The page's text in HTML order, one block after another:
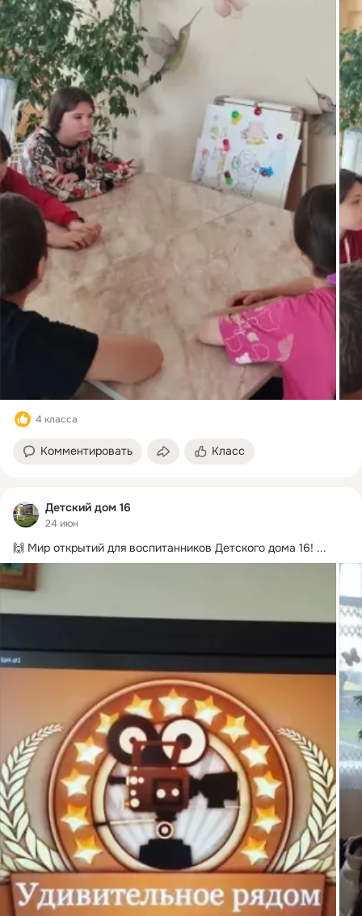
4 класса
Комментировать Класс
Детский дом 16
24 июн
🙌 Мир открытий для воспитанников Детского дома 16! ...